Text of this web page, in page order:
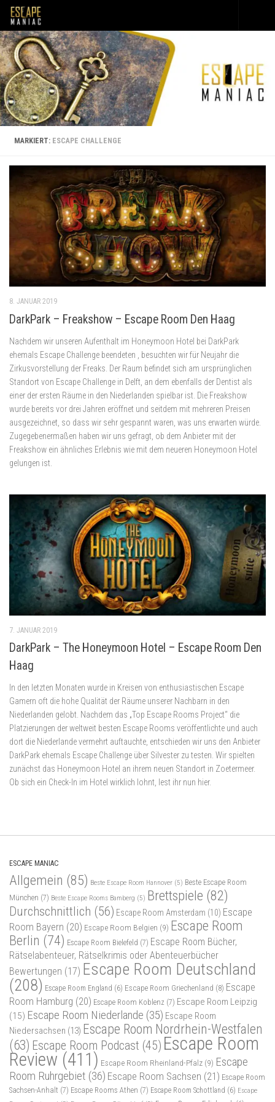
Unter dem Inhalt
MARKIERT: ESCAPE CHALLENGE
8. JANUAR 2019
DarkPark – Freakshow – Escape Room Den Haag
Nachdem wir unseren Aufenthalt im Honeymoon Hotel bei DarkPark
ehemals Escape Challenge beendeten , besuchten wir für Neujahr die
Zirkusvorstellung der Freaks. Der Raum befindet sich am ursprünglichen
Standort von Escape Challenge in Delft, an dem ebenfalls der Dentist als
einer der ersten Räume in den Niederlanden spielbar ist. Die Freakshow
wurde bereits vor drei Jahren eröffnet und seitdem mit mehreren Preisen
ausgezeichnet, so dass wir sehr gespannt waren, was uns erwarten würde.
Zugegebenermaßen haben wir uns gefragt, ob dem Anbieter mit der
Freakshow ein ähnliches Erlebnis wie mit dem neueren Honeymoon Hotel
gelungen ist.
7. JANUAR 2019
DarkPark – The Honeymoon Hotel – Escape Room Den
Haag
In den letzten Monaten wurde in Kreisen von enthusiastischen Escape
Gamern oft die hohe Qualität der Räume unserer Nachbarn in den
Niederlanden gelobt. Nachdem das „Top Escape Rooms Project“ die
Platzierungen der weltweit besten Escape Rooms veröffentlichte und auch
dort die Niederlande vermehrt auftauchte, entschieden wir uns den Anbieter
DarkPark ehemals Escape Challenge über Silvester zu testen. Wir spielten
zunächst das Honeymoon Hotel an ihrem neuen Standort in Zoetermeer.
Ob sich ein Check-In im Hotel wirklich lohnt, lest ihr nun hier.
ESCAPE MANIAC
Allgemein (85) Beste Escape Room Hannover (5) Beste Escape Room
München (7) Beste Escape Rooms Bamberg (5) Brettspiele (82)
Durchschnittlich (56) Escape Room Amsterdam (10) Escape
Room Bayern (20) Escape Room Belgien (9) Escape Room
Berlin (74) Escape Room Bielefeld (7) Escape Room Bücher,
Rätselabenteuer, Rätselkrimis oder Abenteuerbücher
Bewertungen (17) Escape Room Deutschland
(208) Escape Room England (6) Escape Room Griechenland (8) Escape
Room Hamburg (20) Escape Room Koblenz (7) Escape Room Leipzig
(15) Escape Room Niederlande (35) Escape Room
Niedersachsen (13) Escape Room Nordrhein-Westfalen
(63) Escape Room Podcast (45) Escape Room
Review (411) Escape Room Rheinland-Pfalz (9) Escape
Room Ruhrgebiet (36) Escape Room Sachsen (21) Escape Room
Sachsen-Anhalt (7) Escape Rooms Athen (7) Escape Room Schottland (6) Escape